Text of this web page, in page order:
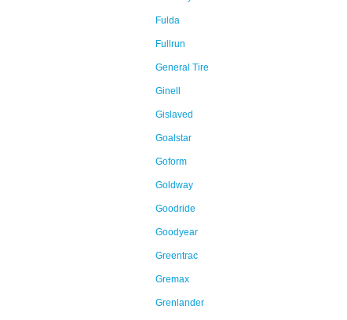
Fulda
Fullrun
General Tire
Ginell
Gislaved
Goalstar
Goform
Goldway
Goodride
Goodyear
Greentrac
Gremax
Grenlander